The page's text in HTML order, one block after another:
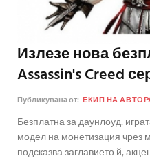
Излезе нова
Assassin's Creed
Публикувана от: ЕКИП НА
Безплатна за даунлоуд,
модел на монетизация чрез
подсказва заглавието й,